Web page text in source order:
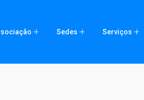
Sedes Serviços